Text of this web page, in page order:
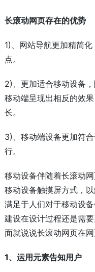
长滚动网页存在的优势
1)、网站导航更加精简
点。
2)、更加适合移动设备
移动端呈现出相反的效
长。
3)、移动端设备更加符
行。
移动设备伴随着长滚动
移动设备触摸屏方式，
满足于人们对于移动设
建设在设计过程还是需
面就说说长滚动网页在网
1、运用元素告知用户